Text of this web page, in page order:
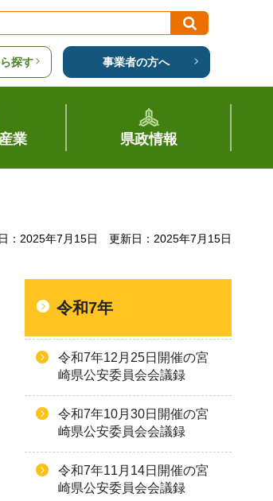
探す 事業者の方へ
業 県政情報
：2025年7月15日 更新日：2025年7月15日
令和7年
令和7年12月25日開催の宮
崎県公安委員会会議録
令和7年10月30日開催の宮
崎県公安委員会会議録
令和7年11月14日開催の宮
崎県公安委員会会議録